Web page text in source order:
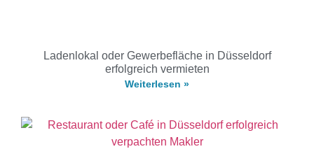
Ladenlokal oder Gewerbefläche in Düsseldorf
erfolgreich vermieten
Weiterlesen »